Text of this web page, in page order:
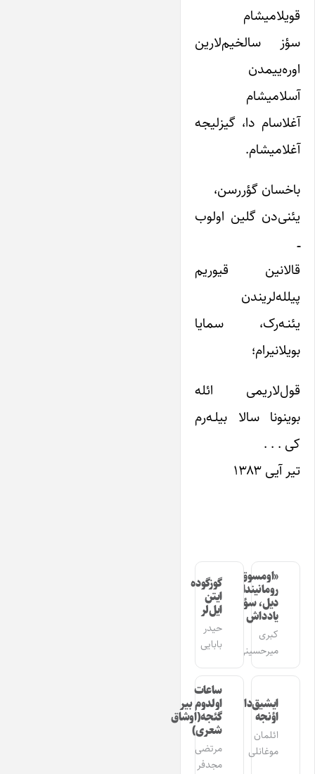
قویلامیشام
سؤز سالخیم‌لارین
اوره‌ییمدن
آسلامیشام
آغلاسام دا، گیزلیجه
آغلامیشام.
باخسان گؤرر‌سن،
یئنی‌دن گلین اولوب
ــ
قالانین قیوریم
پیلله‌لریندن
یئنـه‌رک، سمایا
بویلانیرام؛
قول‌لاریمی ائله
بوینونا سالا بیلـه‌رم
کی . . .
تیر آیی ۱۳۸۳
«اومسوق»
رومانیندا
دیل، سؤز،
یادداش
کبری
میرحسینی
گوزگوده
ایتن
ایل‌لر
حیدر
بابایی
ایشیق‌دان
اؤنجه
ائلمان
موغانلی
ساعات
اولدوم بیر
گئجه(اوشاق
شعری)
مرتضی
مجدفر